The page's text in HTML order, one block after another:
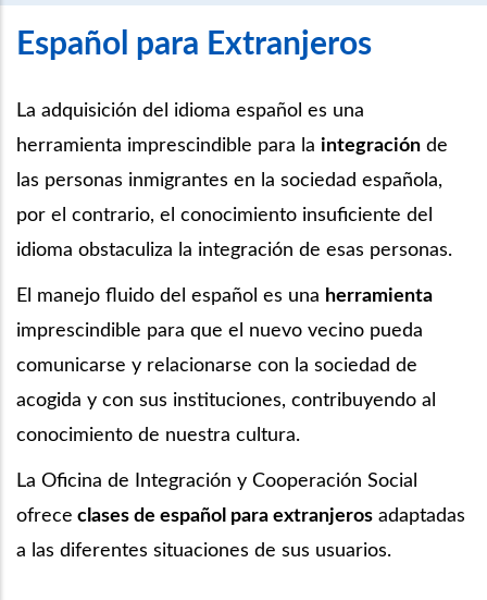
Español para Extranjeros
La adquisición del idioma español es una
herramienta imprescindible para la integración de
las personas inmigrantes en la sociedad española,
por el contrario, el conocimiento insuficiente del
idioma obstaculiza la integración de esas personas.
El manejo fluido del español es una herramienta
imprescindible para que el nuevo vecino pueda
comunicarse y relacionarse con la sociedad de
acogida y con sus instituciones, contribuyendo al
conocimiento de nuestra cultura.
La Oficina de Integración y Cooperación Social
ofrece clases de español para extranjeros adaptadas
a las diferentes situaciones de sus usuarios.